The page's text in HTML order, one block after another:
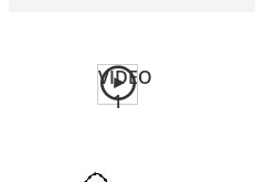
VIDEO
1